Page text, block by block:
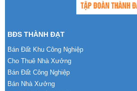
BĐS THÀNH ĐẠT
Bán Đất Khu Công Nghiệp
Cho Thuê Nhà Xưởng
Bán Đất Công Nghiệp
Bán Nhà Xưởng